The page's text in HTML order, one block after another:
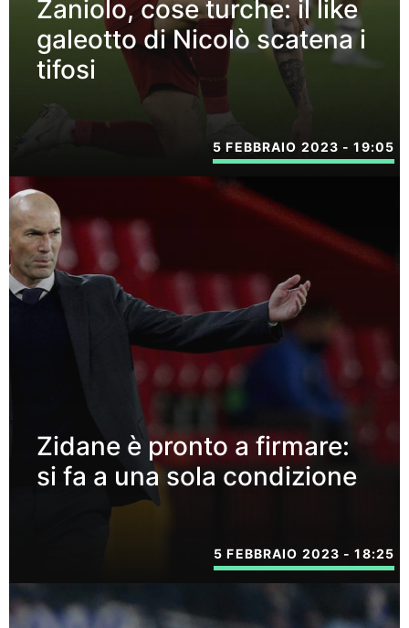
Zaniolo, cose turche: il like
galeotto di Nicolò scatena i
tifosi
5 FEBBRAIO 2023 - 19:05
Zidane è pronto a firmare:
si fa a una sola condizione
5 FEBBRAIO 2023 - 18:25